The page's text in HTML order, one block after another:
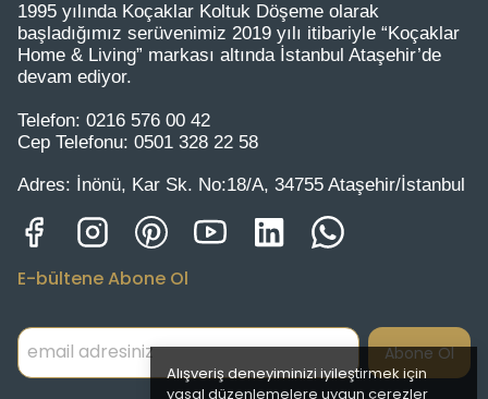
Alışveriş deneyiminizi iyileştirmek için
yasal düzenlemelere uygun çerezler
1995 yılında Koçaklar Koltuk Döşeme olarak
başladığımız serüvenimiz 2019 yılı itibariyle “Koçaklar
Home & Living” markası altında İstanbul Ataşehir’de
devam ediyor.
Telefon: 0216 576 00 42
Cep Telefonu: 0501 328 22 58
Adres: İnönü, Kar Sk. No:18/A, 34755 Ataşehir/İstanbul
E-bültene Abone Ol
Abone Ol